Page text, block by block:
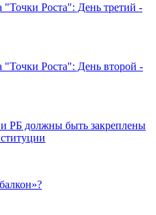
Роста": День третий -
Роста": День второй -
РБ должны быть закреплены